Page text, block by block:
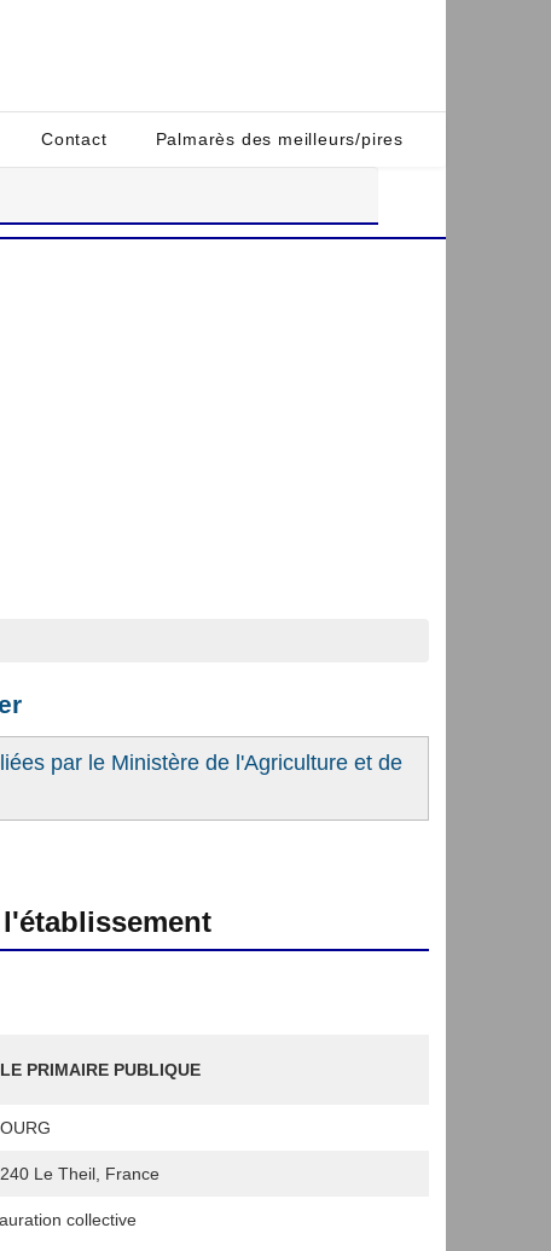
Contact Palmarès des meilleurs/pires
par le Ministère de l'Agriculture et de
PRIMAIRE PUBLIQUE
Le Theil, France
collective